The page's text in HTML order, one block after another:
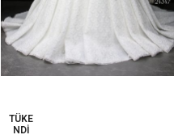
TÜKE
NDI